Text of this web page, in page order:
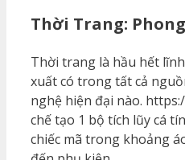
Thời Trang:
Thời trang là hầu hết
xuất có trong tất cả
nghệ hiện đại nào.
chế tạo 1 bộ tích lũy cá
chiếc mã trong khoảng